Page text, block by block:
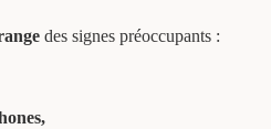
des signes préoccupants :